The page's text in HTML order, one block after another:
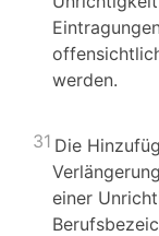
werden.
31 Die
einer